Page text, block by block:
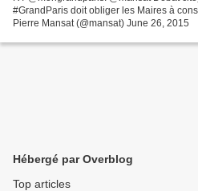
#GrandParis doit obliger les Maires à
Pierre Mansat (@mansat) June 26, 2015
Hébergé par Overblog
Top articles